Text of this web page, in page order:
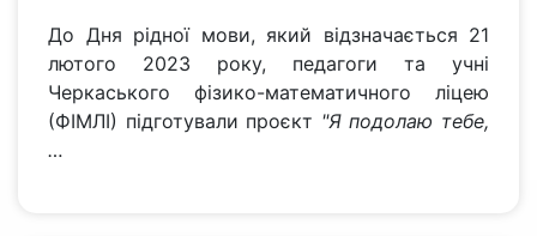
До Дня рідної мови, який відзначається 21
лютого 2023 року, педагоги та учні
Черкаського фізико-математичного ліцею
(ФІМЛІ) підготували проєкт "Я подолаю тебе,
…